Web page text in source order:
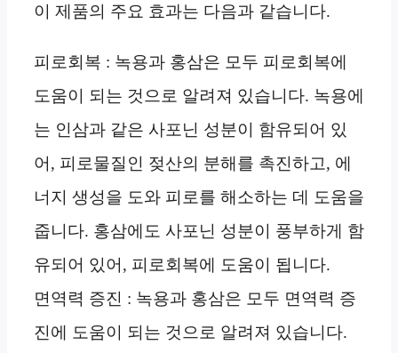
이 제품의 주요 효과는 다음과 같습니다.
피로회복 : 녹용과 홍삼은 모두 피로회복에
도움이 되는 것으로 알려져 있습니다. 녹용에
는 인삼과 같은 사포닌 성분이 함유되어 있
어, 피로물질인 젖산의 분해를 촉진하고, 에
너지 생성을 도와 피로를 해소하는 데 도움을
줍니다. 홍삼에도 사포닌 성분이 풍부하게 함
유되어 있어, 피로회복에 도움이 됩니다.
면역력 증진 : 녹용과 홍삼은 모두 면역력 증
진에 도움이 되는 것으로 알려져 있습니다.